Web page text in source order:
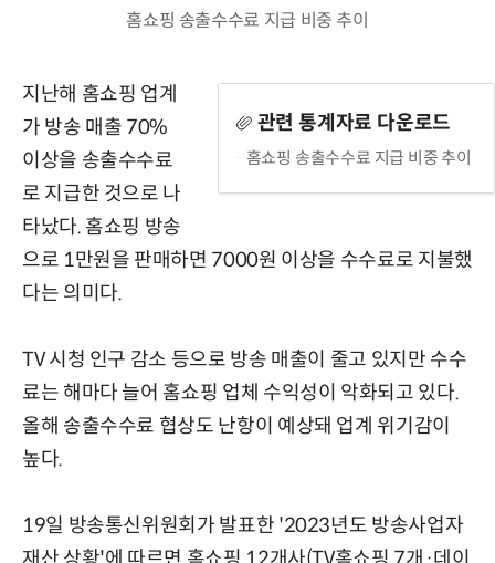
홈쇼핑 송출수수료 지급 비중 추이
관련 통계자료 다운로드
홈쇼핑 송출수수료 지급 비중 추이
지난해 홈쇼핑 업계
가 방송 매출 70%
이상을 송출수수료
로 지급한 것으로 나
타났다. 홈쇼핑 방송
으로 1만원을 판매하면 7000원 이상을 수수료로 지불했
다는 의미다.
TV 시청 인구 감소 등으로 방송 매출이 줄고 있지만 수수
료는 해마다 늘어 홈쇼핑 업체 수익성이 악화되고 있다.
올해 송출수수료 협상도 난항이 예상돼 업계 위기감이
높다.
19일 방송통신위원회가 발표한 '2023년도 방송사업자